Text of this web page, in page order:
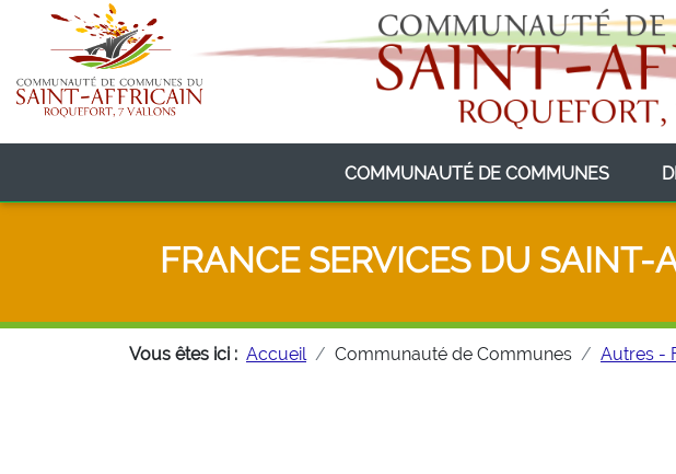
COMMUNAUTÉ DE COMMUNES
FRANCE SERVICES DU SAINT-
Vous êtes ici : Accueil Communauté de Communes Autres -